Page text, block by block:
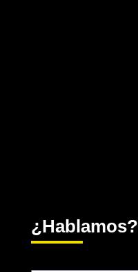
¿Hablamos?